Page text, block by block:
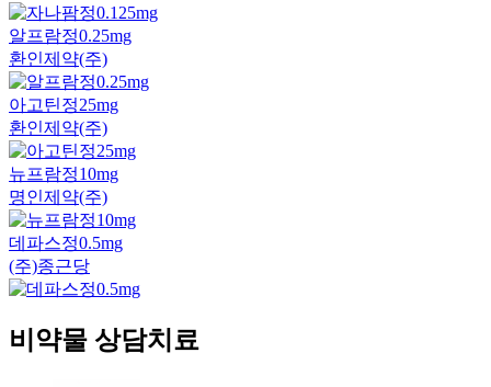
알프람정0.25mg
환인제약(주)
아고틴정25mg
환인제약(주)
뉴프람정10mg
명인제약(주)
데파스정0.5mg
(주)종근당
비약물 상담치료